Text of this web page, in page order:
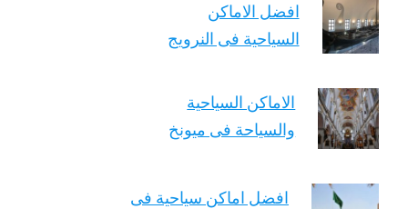
افضل الاماكن
السياحية فى النرويج
الاماكن السياحية
والسياحة فى ميونخ
افضل اماكن سياحية فى